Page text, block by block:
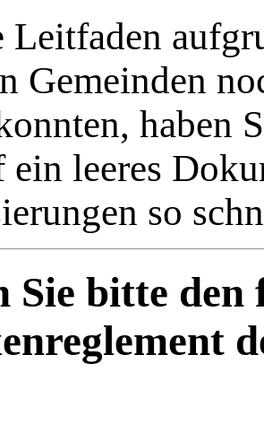
Leitfaden
Gemeinden
haben
ein leeres
so
Sie bitte den